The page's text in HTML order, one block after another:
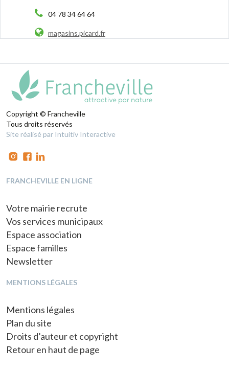
04 78 34 64 64
magasins.picard.fr
Copyright © Francheville
Tous droits réservés
Site réalisé par Intuitiv Interactive
FRANCHEVILLE EN LIGNE
Votre mairie recrute
Vos services municipaux
Espace association
Espace familles
Newsletter
MENTIONS LÉGALES
Mentions légales
Plan du site
Droits d’auteur et copyright
Retour en haut de page